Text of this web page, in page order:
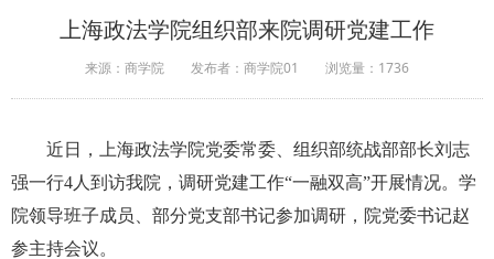
上海政法学院组织部来院调研党建工作
来源：商学院 发布者：商学院01 浏览量： 1736
近日 ，上海政法学院党委常委
组织部统战部部长刘志
强一行4人到访我院 ， 调研党建工作“一融双高”开展情况。 学
院领导班子成员
部分党支部书记参加调研 ， 院党委书记赵
参主持会议。